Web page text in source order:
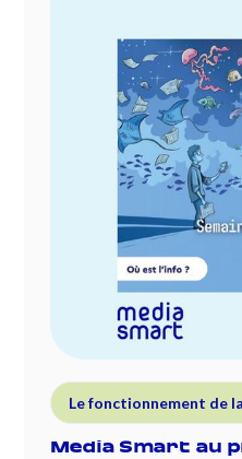
Le fonctionnement de
Media Smart au